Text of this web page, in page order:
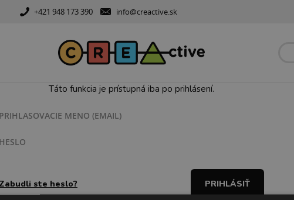
+421 948 173 390 info@creactive.sk
Táto funkcia je prístupná iba po prihlásení.
PRIHLASOVACIE MENO (EMAIL)
HESLO
Zabudli ste heslo?